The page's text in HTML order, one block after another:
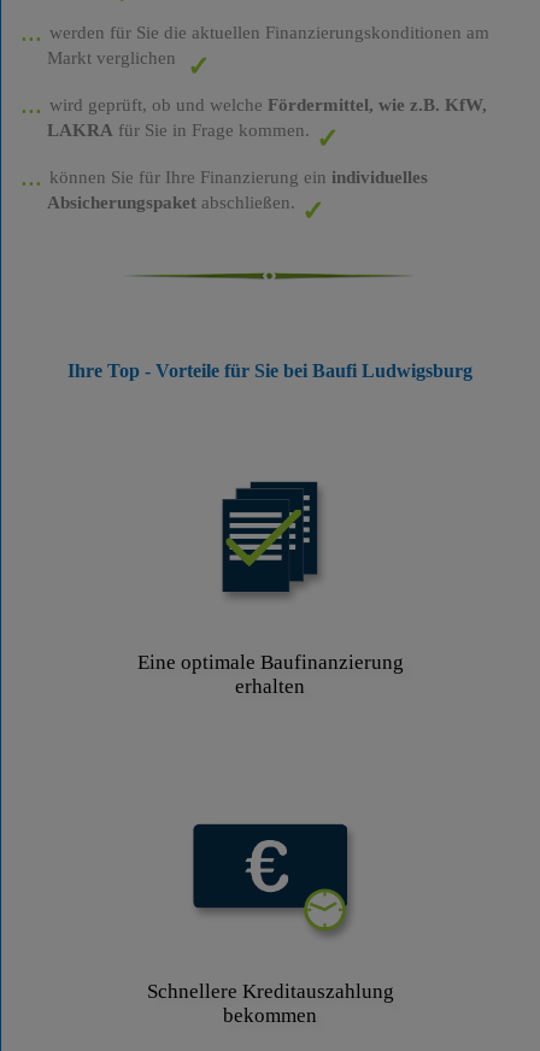
werden für Sie die aktuellen Finanzierungskonditionen am
Markt verglichen
wird geprüft, ob und welche Fördermittel, wie z.B. KfW,
LAKRA für Sie in Frage kommen.
können Sie für Ihre Finanzierung ein individuelles
Absicherungspaketabschließen.
Ihre Top - Vorteile für Sie bei Baufi Ludwigsburg
Eine optimale Baufinanzierung
erhalten
Schnellere Kreditauszahlung
bekommen